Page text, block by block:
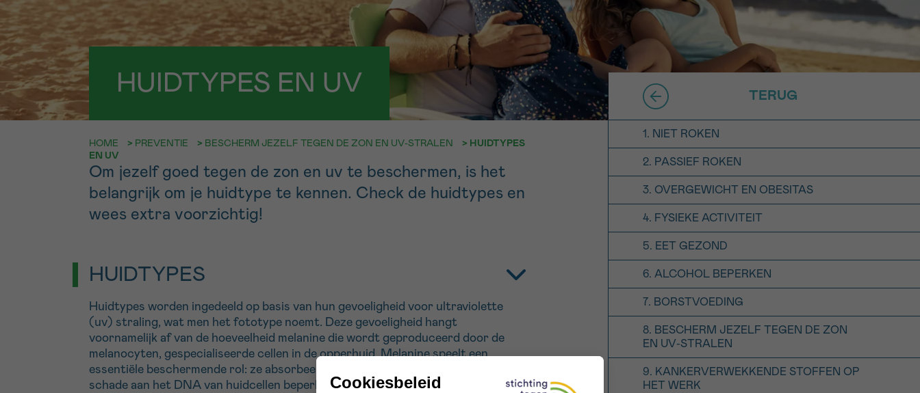
HUIDTYPES EN UV
HOME > PREVENTIE > BESCHERM JEZELF TEGEN DE ZON EN UV-STRALEN > HUIDTYPES
EN UV
Om jezelf goed tegen de zon en uv te beschermen, is het
belangrijk om je huidtype te kennen. Check de huidtypes en
wees extra voorzichtig!
HUIDTYPES
Huidtypes worden ingedeeld op basis van hun gevoeligheid voor ultraviolette
(uv) straling, wat men het fototype noemt. Deze gevoeligheid hangt
voornamelijk af van de hoeveelheid melanine die wordt geproduceerd door de
melanocyten, gespecialiseerde cellen in de opperhuid. Melanine speelt een
essentiële beschermende rol: ze absorbeert en verspreidt uv-stralen, waardoor
schade aan het DNA van huidcellen beperkt wordt. Bij blootstelling aan de zon
TERUG
1. NIET ROKEN
2. PASSIEF ROKEN
3. OVERGEWICHT EN OBESITAS
4. FYSIEKE ACTIVITEIT
5. EET GEZOND
6. ALCOHOL BEPERKEN
7. BORSTVOEDING
8. BESCHERM JEZELF TEGEN DE ZON
EN UV-STRALEN
9. KANKERVERWEKKENDE STOFFEN OP
HET WERK
Bel ons op 0800 15 802
Via ons
contactformulier
Ik wil graag opgebeld
Meer weten over
Kankerinfo
EMAIL
MIJN VRAAG
Ja, stuur mij de nieuwsbrief
Ik aanvaard de
gebruiksvoorwaarden
11h-13h 13h-16h
Verder